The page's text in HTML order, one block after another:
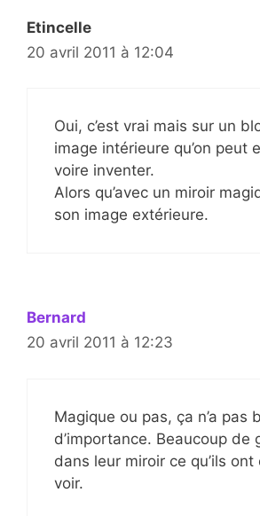
Etincelle
20 avril 2011 à 12:04
Oui, c’est vrai mais sur un
image intérieure qu’on peut
voire inventer.
Alors qu’avec un miroir
son image extérieure.
Bernard
20 avril 2011 à 12:23
Magique ou pas, ça n’a pas
d’importance. Beaucoup de
dans leur miroir ce qu’ils ont
voir.